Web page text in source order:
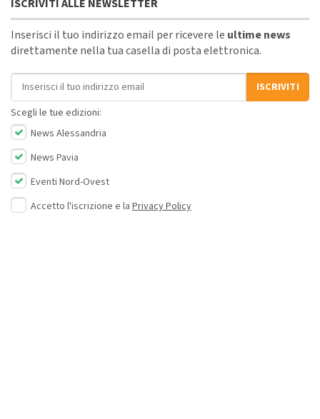
ISCRIVITI ALLE NEWSLETTER
Inserisci il tuo indirizzo email per ricevere le ultime news
direttamente nella tua casella di posta elettronica.
Indirizzo email
ISCRIVITI
Scegli le tue edizioni:
News Alessandria
News Pavia
Eventi Nord-Ovest
Accetto l'iscrizione e la Privacy Policy